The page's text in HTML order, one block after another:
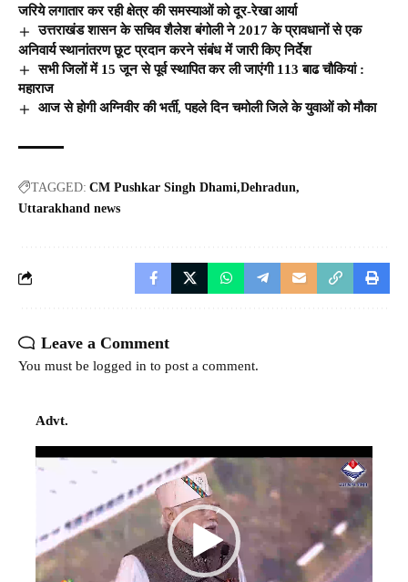
जरिये लगातार कर रही क्षेत्र की समस्याओं को दूर-रेखा आर्या
उत्तराखंड शासन के सचिव शैलेश बंगोली ने 2017 के प्रावधानों से एक
अनिवार्य स्थानांतरण छूट प्रदान करने संबंध में जारी किए निर्देश
सभी जिलों में 15 जून से पूर्व स्थापित कर ली जाएंगी 113 बाढ चौकियां :
महाराज
आज से होगी अग्निवीर की भर्ती, पहले दिन चमोली जिले के युवाओं को मौका
TAGGED: CM Pushkar Singh Dhami Dehradun
Uttarakhand news
Leave a Comment
You must be logged in to post a comment.
Advt.
Video